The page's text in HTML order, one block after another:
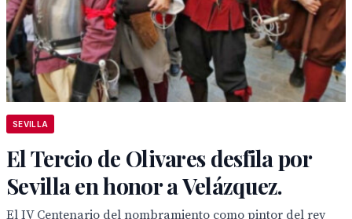
SEVILLA
El Tercio de Olivares desfila por
Sevilla en honor a Velázquez.
El IV Centenario del nombramiento como pintor del rey